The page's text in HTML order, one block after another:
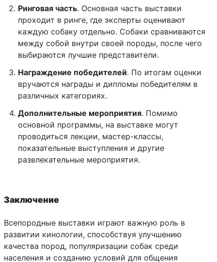
Ринговая часть. Основная часть выставки
проходит в ринге, где эксперты оценивают
каждую собаку отдельно. Собаки сравниваются
между собой внутри своей породы, после чего
выбираются лучшие представители.
Награждение победителей. По итогам оценки
вручаются награды и дипломы победителям в
различных категориях.
Дополнительные мероприятия. Помимо
основной программы, на выставке могут
проводиться лекции, мастер-классы,
показательные выступления и другие
развлекательные мероприятия.
Заключение
Всепородные выставки играют важную роль в
развитии кинологии, способствуя улучшению
качества пород, популяризации собак среди
населения и созданию условий для общения